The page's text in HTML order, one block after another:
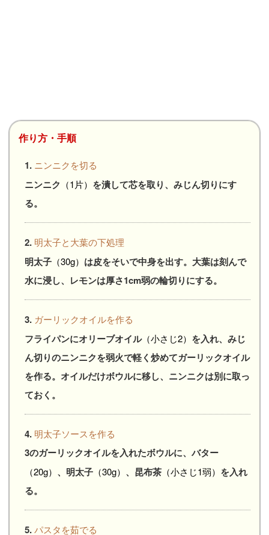
作り方・手順
1. ニンニクを切る
ニンニク （1片） を潰して芯を取り、みじん切りにす
る。
2. 明太子と大葉の下処理
明太子 （30g） は皮をそいで中身を出す。大葉は刻んで
水に浸し、レモンは厚さ1cm弱の輪切りにする。
3. ガーリックオイルを作る
フライパンにオリーブオイル（小さじ2） を入れ、みじ
ん切りのニンニクを弱火で軽く炒めてガーリックオイル
を作る。オイルだけボウルに移し、ニンニクは別に取っ
ておく。
4. 明太子ソースを作る
3のガーリックオイルを入れたボウルに、バター
（20g） 、明太子 （30g） 、昆布茶 （小さじ1弱） を入れ
る。
5.パスタを茹でる